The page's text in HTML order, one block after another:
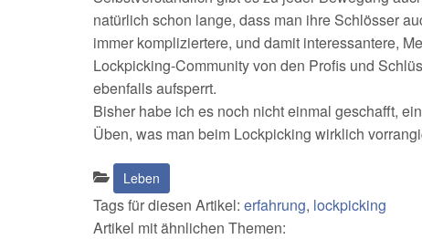
natürlich schon lange, dass man ihre Schlösser
immer kompliziertere, und damit interessantere,
Lockpicking-Community von den Profis und
ebenfalls aufsperrt.
Bisher habe ich es noch nicht einmal geschafft,
Üben, was man beim Lockpicking wirklich
Kategorien:
Leben
Tags für diesen Artikel: erfahrung, lockpicking
Artikel mit ähnlichen Themen: